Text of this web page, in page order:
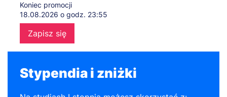
Koniec promocji
18.08.2026 o godz. 23:55
Zapisz się
Stypendia i zniżki